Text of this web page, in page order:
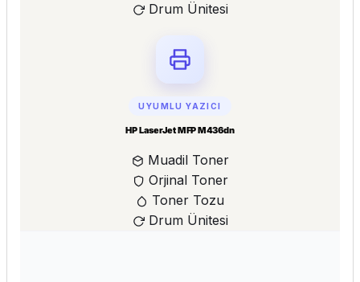
Drum Ünitesi
UYUMLU YAZICI
HP LaserJet MFP M436dn
Muadil Toner
Orjinal Toner
Toner Tozu
Drum Ünitesi